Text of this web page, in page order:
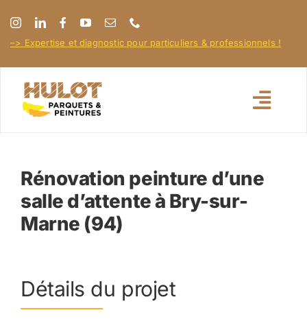
–> Expertise et diagnostic pour particuliers & professionnels !
À propos
Nos conseils
Rénovation peinture d’une
salle d’attente à Bry-sur-
Marne (94)
Détails du projet